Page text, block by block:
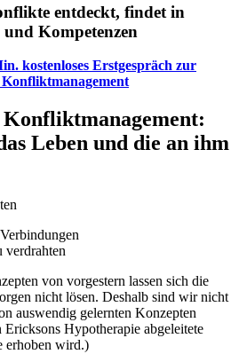
entdeckt, findet in
Kompetenzen
kostenloses Erstgespräch zur
Leben und die an ihm
verdrahten
von vorgestern lassen sich die
nicht lösen. Deshalb sind wir nicht
auswendig gelernten Konzepten
Hypotherapie abgeleitete
erhoben wird.)